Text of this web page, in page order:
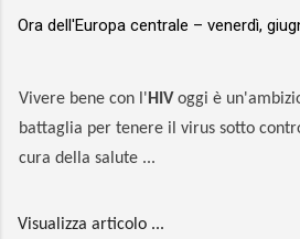
Ora dell'Europa centrale – venerdì,
Vivere bene con l' HIV oggi è
battaglia per tenere il virus sotto
cura della salute ...
Visualizza articolo ...